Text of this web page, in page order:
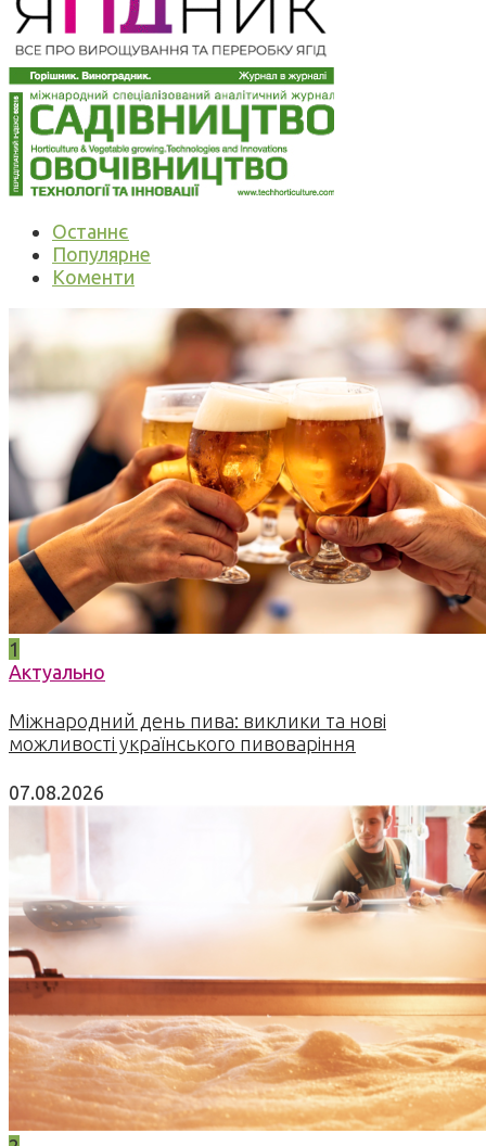
Останнє
Популярне
Коменти
1
Актуально
Міжнародний день пива: виклики та нові
можливості українського пивоваріння
07.08.2026